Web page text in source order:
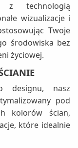
z technologią
wizualizacje i
Twoje
środowiska bez
życiowej.
designu, nasz
pod
kolorów ścian,
które idealnie